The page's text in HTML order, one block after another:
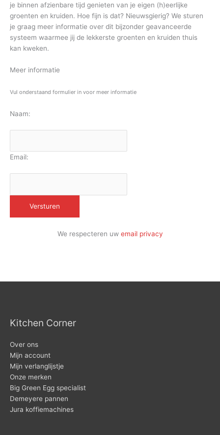
je binnen afzienbare tijd genieten van je eigen (h)eerlijke
groenten en kruiden. Hoe fijn is dat? Nieuwsgierig? We sturen
je graag meer informatie over dit bijzonder geavanceerde
systeem waarmee jij de lekkerste groenten en kruiden thuis
kan kweken.
Meer informatie
Vul onderstaand formulier in voor meer informatie
Naam:
Email:
We respecteren uw email privacy
Kitchen Corner
Over ons
Mijn account
Mijn verlanglijstje
Onze merken
Big Green Egg specialist
Demeyere pannen
Jura koffiemachines